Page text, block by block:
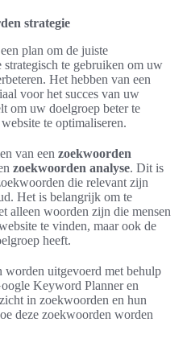
strategie
plan om de juiste
te gebruiken om uw
Het hebben van een
voor het succes van uw
om uw doelgroep beter te
te optimaliseren.
van een zoekwoorden
zoekwoorden analyse. Dit is
die relevant zijn
Het is belangrijk om te
alleen woorden zijn die mensen
te vinden, maar ook de
heeft.
worden uitgevoerd met behulp
Keyword Planner en
in zoekwoorden en hun
deze zoekwoorden worden